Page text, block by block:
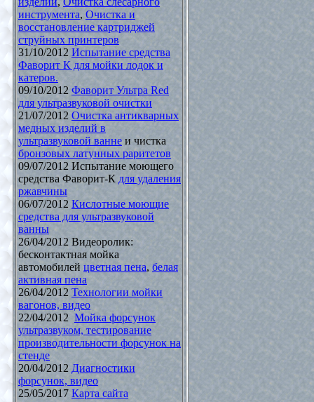
инструмента, Очистка и
восстановление картриджей
струйных принтеров
31/10/2012 Испытание средства
Фаворит К для мойки лодок и
катеров.
09/10/2012 Фаворит Ультра Red
для ультразвуковой очистки
21/07/2012 Очистка антикварных
медных изделий в
ультразвуковой ваннеи чистка
бронзовых латунных раритетов
09/07/2012 Испытание моющего
средства Фаворит-К для удаления
ржавчины
06/07/2012 Кислотные моющие
средства для ультразвуковой
ванны
26/04/2012 Видеоролик:
бесконтактная мойка
автомобилей цветная пена, белая
активная пена
26/04/2012 Технологии мойки
вагонов, видео
22/04/2012 Мойка форсунок
ультразвуком, тестирование
производительности форсунок на
стенде
20/04/2012 Диагностики
форсунок, видео
25/05/2017 Карта сайта